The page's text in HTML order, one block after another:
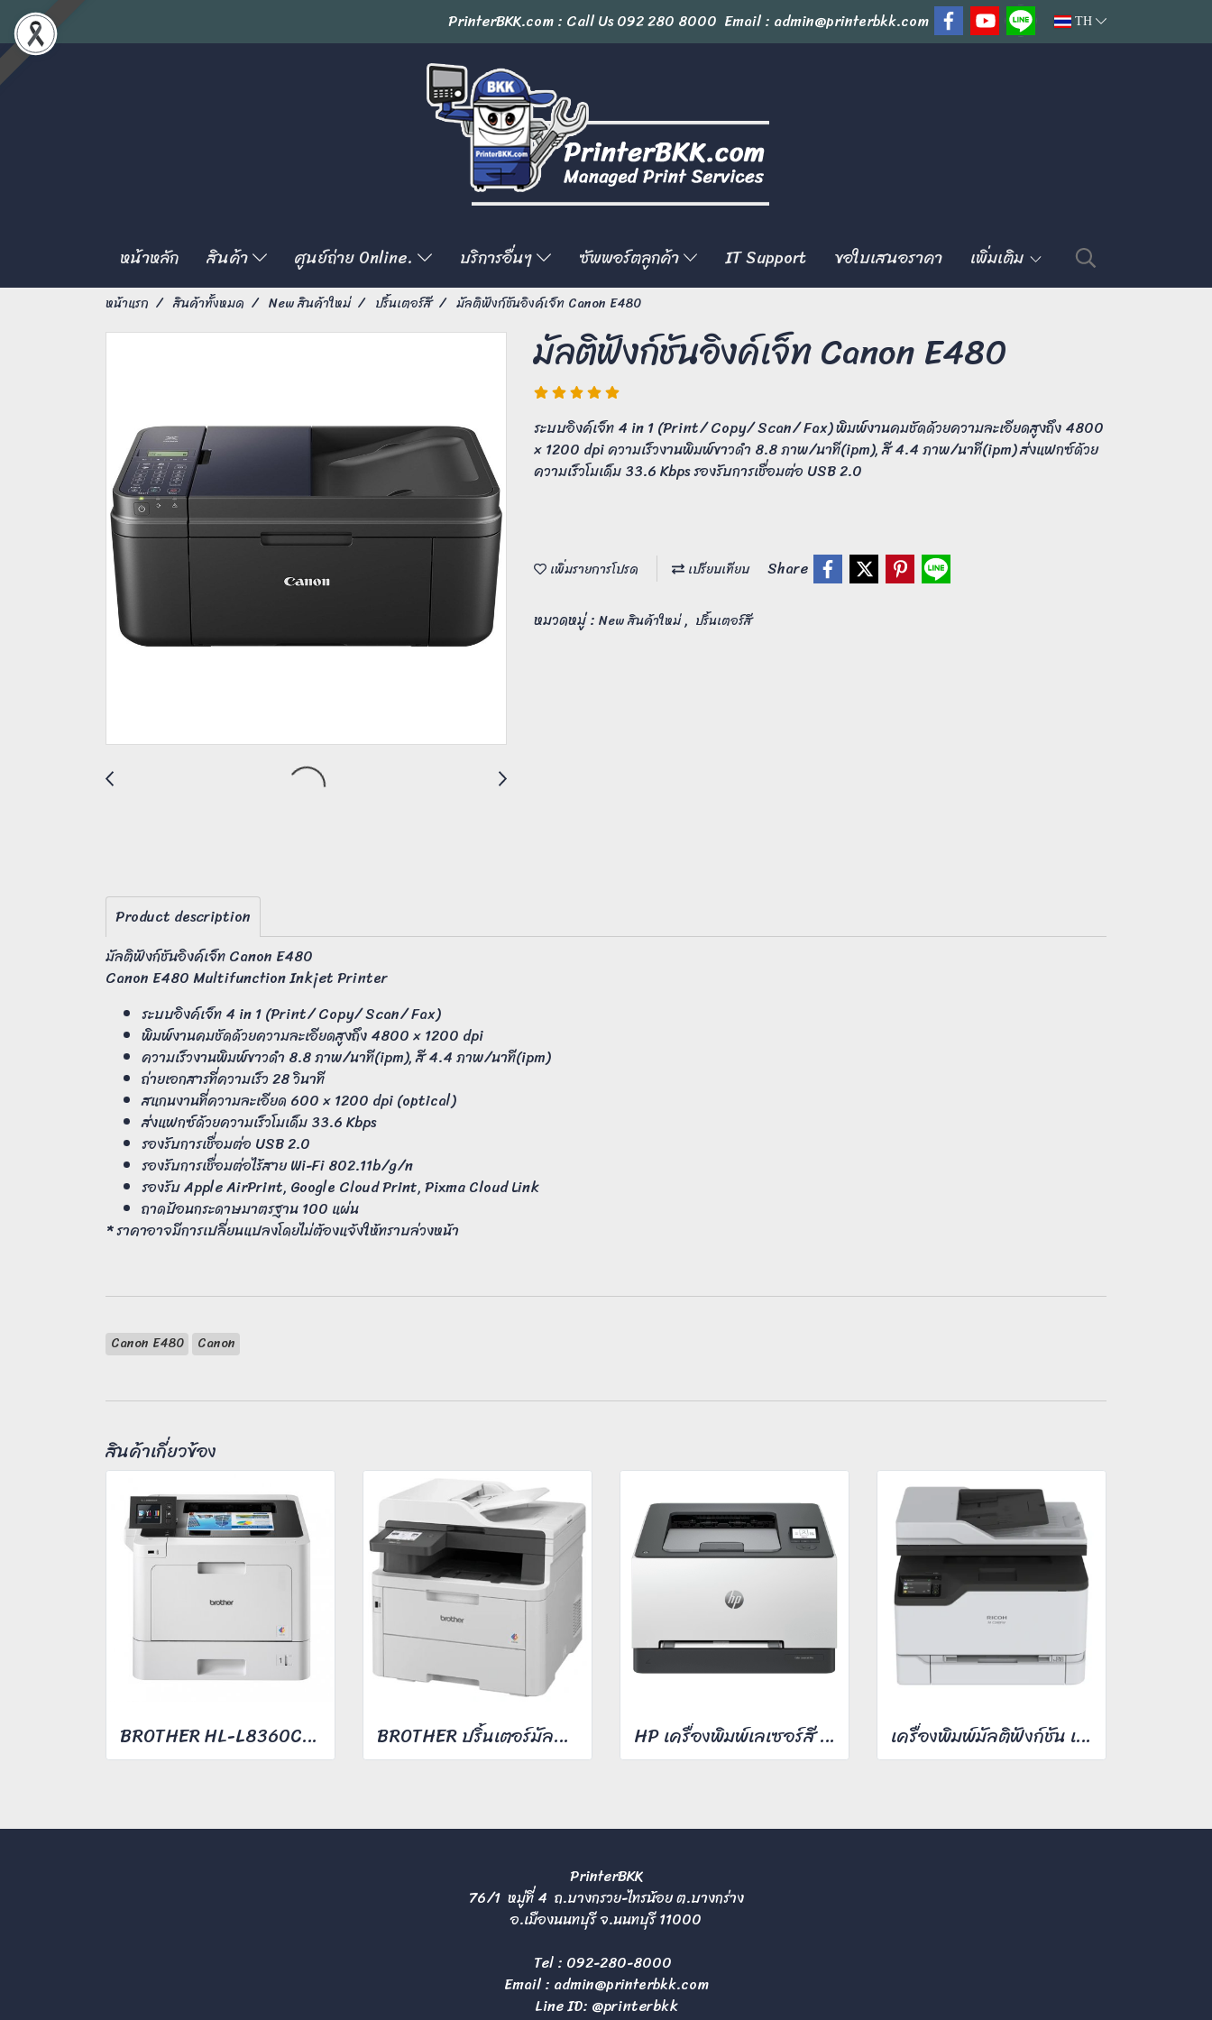
PrinterBKK.com : Call Us092 280 8000 Email : admin@printerbkk.com TH
หน้าหลัก สินค้า ศูนย์ถ่าย Online. บริการอื่นๆ ซัพพอร์ตลูกค้า IT Support ขอใบเสนอราคา เพิ่มเติม
หน้าแรก สินค้าทั้งหมด New สินค้าใหม่ ปริ้นเตอร์สี มัลติฟังก์ชันอิงค์เจ็ท Canon E480
มัลติฟังก์ชันอิงค์เจ็ท Canon E480
ระบบอิงค์เจ็ท 4 in 1 (Print/ Copy/ Scan/ Fax) พิมพ์งานคมชัดด้วยความละเอียดสูงถึง 4800
× 1200 dpi ความเร็วงานพิมพ์ขาวดำ 8.8 ภาพ/นาที(ipm), สี 4.4 ภาพ/นาที(ipm) ส่งแฟกซ์ด้วย
ความเร็วโมเด็ม 33.6 Kbps รองรับการเชื่อมต่อ USB 2.0
เพิ่มรายการโปรด เปรียบเทียบ
Share
หมวดหมู่ : New สินค้าใหม่, ปริ้นเตอร์สี
Product description
มัลติฟังก์ชันอิงค์เจ็ท Canon E480
Canon E480 Multifunction Inkjet Printer
ระบบอิงค์เจ็ท 4 in 1 (Print/ Copy/ Scan/ Fax)
พิมพ์งานคมชัดด้วยความละเอียดสูงถึง 4800 × 1200 dpi
ความเร็วงานพิมพ์ขาวดำ 8.8 ภาพ/นาที(ipm), สี 4.4 ภาพ/นาที(ipm)
ถ่ายเอกสารที่ความเร็ว 28 วินาที
สแกนงานที่ความละเอียด 600 × 1200 dpi (optical)
ส่งแฟกซ์ด้วยความเร็วโมเด็ม 33.6 Kbps
รองรับการเชื่อมต่อ USB 2.0
รองรับการเชื่อมต่อไร้สาย Wi-Fi 802.11b/g/n
รองรับ Apple AirPrint, Google Cloud Print, Pixma Cloud Link
ถาดป้อนกระดาษมาตรฐาน 100 แผ่น
* ราคาอาจมีการเปลี่ยนแปลงโดยไม่ต้องแจ้งให้ทราบล่วงหน้า
Canon E480 Canon
สินค้าเกี่ยวข้อง
BROTHER HL-L8360CDW COLOR LASER PRINTER BROTHER ปริ้นเตอร์มัลติฟังก์ชั่น รุ่น MFC-L3760CDW HP เครื่องพิมพ์เลเซอร์สี รุ่น Pro 3203dn เครื่องพิมพ์มัลติฟังก์ชัน เลเซอร์ Ricoh M C240FW
PrinterBKK
76/1 หมู่ที่ 4 ถ.บางกรวย-ไทรน้อย ต.บางกร่าง
อ.เมืองนนทบุรี จ.นนทบุรี 11000
Tel : 092-280-8000
Email : admin@printerbkk.com
Line ID: @printerbkk